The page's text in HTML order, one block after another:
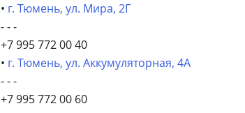
• г. Тюмень, ул. Мира, 2Г
- - -
+7 995 772 00 40
• г. Тюмень, ул. Аккумуляторная, 4А
- - -
+7 995 772 00 60